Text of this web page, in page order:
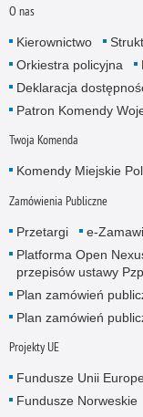
O nas
Kierownictwo
Orkiestra policyjna
Deklaracja
Patron Komendy
Twoja Komenda
Komendy Miejskie
Zamówienia Publiczne
Przetargi
e-
Platforma Open
przepisów ustawy
Plan zamówień
Plan zamówień
Projekty UE
Fundusze Unii
Fundusze Norweskie